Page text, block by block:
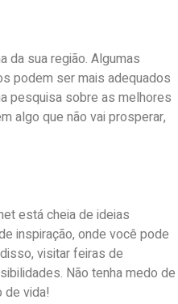
da sua região. Algumas
podem ser mais adequados
pesquisa sobre as melhores
algo que não vai prosperar,
está cheia de ideias
inspiração, onde você pode
visitar feiras de
Não tenha medo de
de vida!